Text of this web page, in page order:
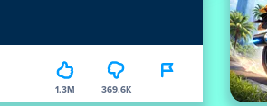
1.3M 369.6K